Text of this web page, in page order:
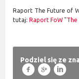
Raport The Future of
tutaj:Raport FoW
Podziel się ze
f g l